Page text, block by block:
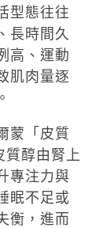
型態往往
長時間久
高、運動
肌肉量逐
蒙「皮質
醇由腎上
專注力與
眠不足或
衡，進而